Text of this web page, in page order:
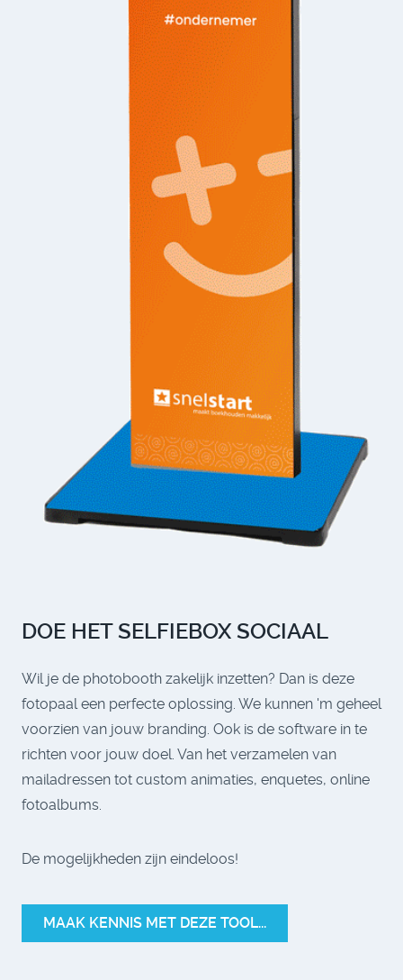
DOE HET SELFIEBOX SOCIAAL
Wil je de photobooth zakelijk inzetten? Dan is deze
fotopaal een perfecte oplossing. We kunnen 'm geheel
voorzien van jouw branding. Ook is de software in te
richten voor jouw doel. Van het verzamelen van
mailadressen tot custom animaties, enquetes, online
fotoalbums.
De mogelijkheden zijn eindeloos!
MAAK KENNIS MET DEZE TOOL...